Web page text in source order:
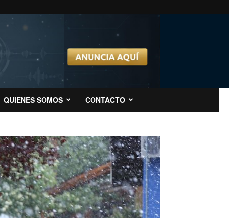
QUIENES SOMOS CONTACTO